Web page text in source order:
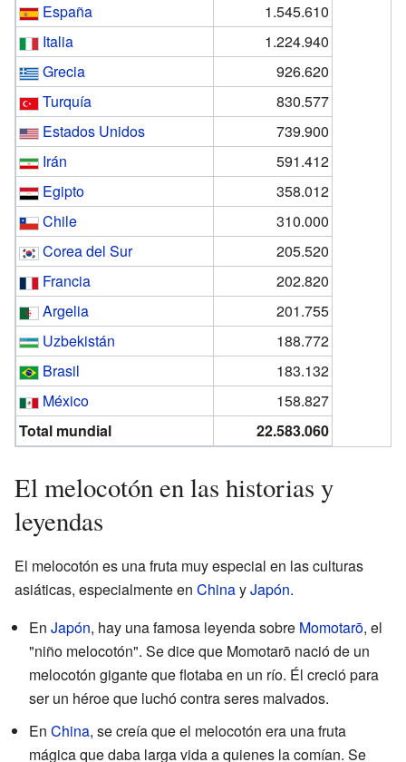
España
1.545.610
Italia
1.224.940
Grecia
926.620
Turquía
830.577
Estados Unidos
739.900
Irán
591.412
Egipto
358.012
Chile
310.000
Corea del Sur
205.520
Francia
202.820
Argelia
201.755
Uzbekistán
188.772
Brasil
183.132
México
158.827
Total mundial
22.583.060
El melocotón en las historias y
leyendas
El melocotón es una fruta muy especial en las culturas
asiáticas, especialmente en ChinayJapón.
En Japón, hay una famosa leyenda sobre Momotarō, el
"niño melocotón". Se dice que Momotarō nació de un
melocotón gigante que flotaba en un río. Él creció para
ser un héroe que luchó contra seres malvados.
En China, se creía que el melocotón era una fruta
mágica que daba larga vida a quienes la comían. Se